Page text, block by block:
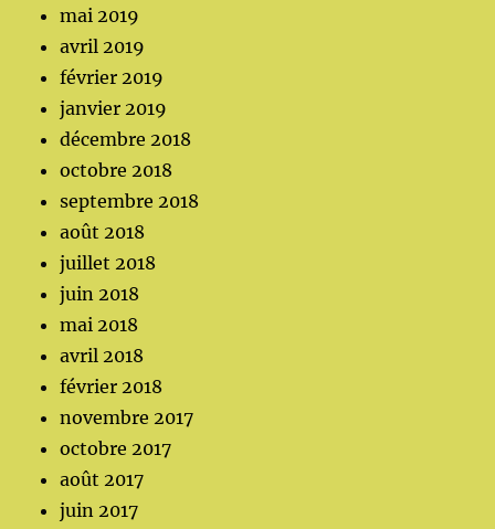
mai 2019
avril 2019
février 2019
janvier 2019
décembre 2018
octobre 2018
septembre 2018
août 2018
juillet 2018
juin 2018
mai 2018
avril 2018
février 2018
novembre 2017
octobre 2017
août 2017
juin 2017